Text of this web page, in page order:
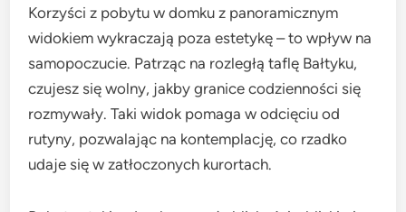
Korzyści z pobytu w domku z panoramicznym
widokiem wykraczają poza estetykę – to wpływ na
samopoczucie. Patrząc na rozległą taflę Bałtyku,
czujesz się wolny, jakby granice codzienności się
rozmywały. Taki widok pomaga w odcięciu od
rutyny, pozwalając na kontemplację, co rzadko
udaje się w zatłoczonych kurortach.